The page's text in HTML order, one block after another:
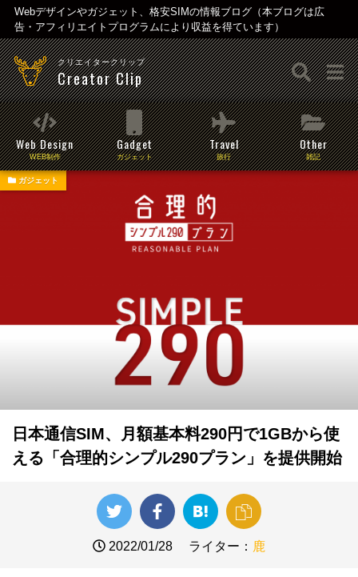
Webデザインやガジェット、格安SIMの情報ブログ（本ブログは広
告・アフィリエイトプログラムにより収益を得ています）
クリエイタークリップ
Creator Clip
Web Design
WEB制作
Gadget
ガジェット
Travel
旅行
Other
雑記
ガジェット
日本通信SIM、月額基本料290円で1GBから使
える「合理的シンプル290プラン」を提供開始
2022/01/28 ライター： 鹿